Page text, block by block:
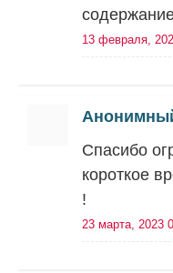
13 февраля,
Спасибо
короткое
!
23 марта, 2023